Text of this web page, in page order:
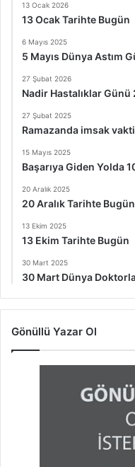
13 Ocak 2026
13 Ocak Tarihte Bugün
6 Mayıs 2025
5 Mayıs Dünya Astım
27 Şubat 2026
Nadir Hastalıklar Günü
27 Şubat 2025
Ramazanda imsak vakti
15 Mayıs 2025
Başarıya Giden Yolda
20 Aralık 2025
20 Aralık Tarihte Bugün
13 Ekim 2025
13 Ekim Tarihte Bugün
30 Mart 2025
30 Mart Dünya
Gönüllü Yazar Ol